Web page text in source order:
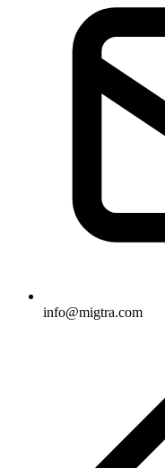
info@migtra.com